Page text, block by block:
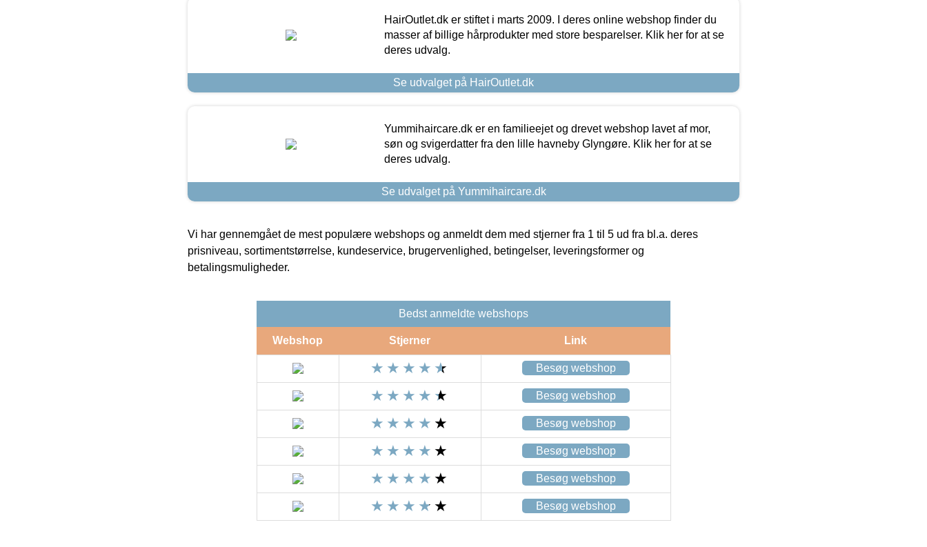
HairOutlet.dk er stiftet i marts 2009. I deres online webshop finder du
masser af billige hårprodukter med store besparelser. Klik her for at se
deres udvalg.
Se udvalget på HairOutlet.dk
Yummihaircare.dk er en familieejet og drevet webshop lavet af mor,
søn og svigerdatter fra den lille havneby Glyngøre. Klik her for at se
deres udvalg.
Se udvalget på Yummihaircare.dk
Vi har gennemgået de mest populære webshops og anmeldt dem med stjerner fra 1 til 5 ud fra bl.a. deres
prisniveau, sortimentstørrelse, kundeservice, brugervenlighed, betingelser, leveringsformer og
betalingsmuligheder.
Bedst anmeldte webshops
Webshop Stjerner Link
Besøg webshop
Besøg webshop
Besøg webshop
Besøg webshop
Besøg webshop
Besøg webshop